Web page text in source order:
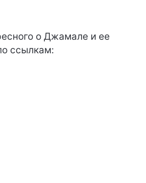
о Джамале и ее
ссылкам: